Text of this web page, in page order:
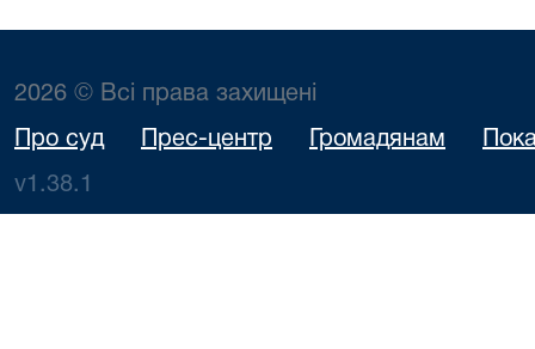
2026 © Всі права захищені
Про суд Прес-центр Громадянам
v1.38.1